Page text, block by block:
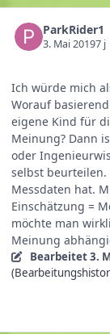
ParkRider1
3. Mai 20197 j
Ich würde mich
Worauf
eigene Kind für
Meinung? Dann
oder
selbst
Messdaten hat.
Einschätzung =
möchte man
Meinung
Bearbeitet3.